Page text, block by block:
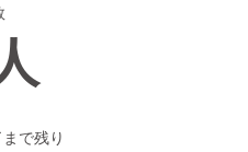
で残り